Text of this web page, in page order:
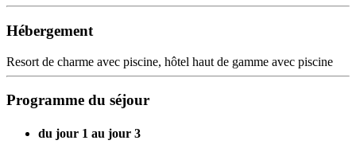
Hébergement
Resort de charme avec piscine, hôtel haut de gamme avec piscine
Programme du séjour
du jour 1 au jour 3